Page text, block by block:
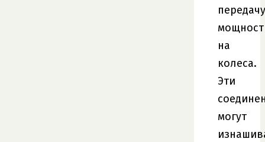
передачу
на
колеса.
Эти
могут